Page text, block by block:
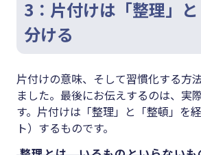
3：片付けは「整理」
分ける
片付けの意味、そして習慣化する方
ました。最後にお伝えするのは、実
す。片付けは「整理」と「整頓」を
ト）するものです。